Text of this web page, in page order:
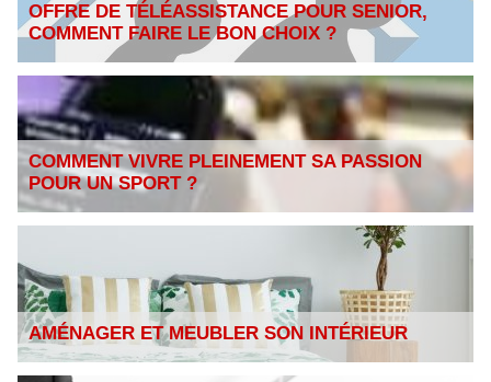
OFFRE DE TÉLÉASSISTANCE POUR SENIOR,
COMMENT FAIRE LE BON CHOIX ?
COMMENT VIVRE PLEINEMENT SA PASSION
POUR UN SPORT ?
AMÉNAGER ET MEUBLER SON INTÉRIEUR